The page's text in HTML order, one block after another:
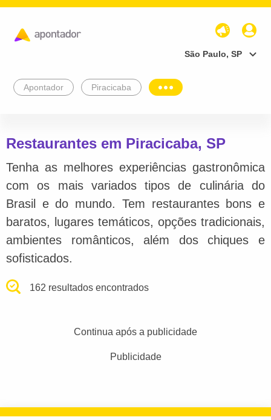
São Paulo, SP
Apontador Piracicaba
Restaurantes em Piracicaba, SP
Tenha as melhores experiências gastronômica
com os mais variados tipos de culinária do
Brasil e do mundo. Tem restaurantes bons e
baratos, lugares temáticos, opções tradicionais,
ambientes românticos, além dos chiques e
sofisticados.
162 resultados encontrados
Continua após a publicidade
Publicidade